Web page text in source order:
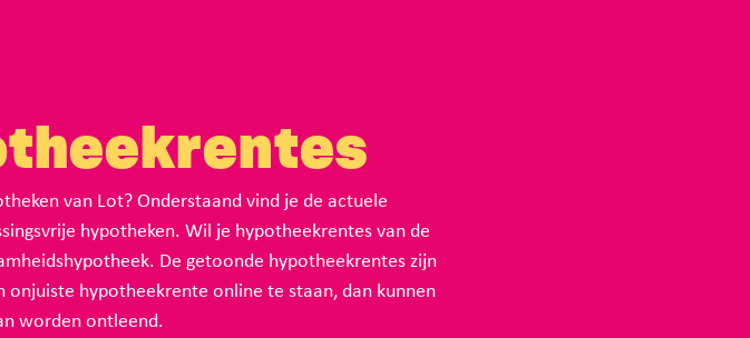
van Lot? Onderstaand vind je de actuele
hypotheken. Wil je hypotheekrentes van de
De getoonde hypotheekrentes zijn
hypotheekrente online te staan, dan kunnen
worden ontleend.